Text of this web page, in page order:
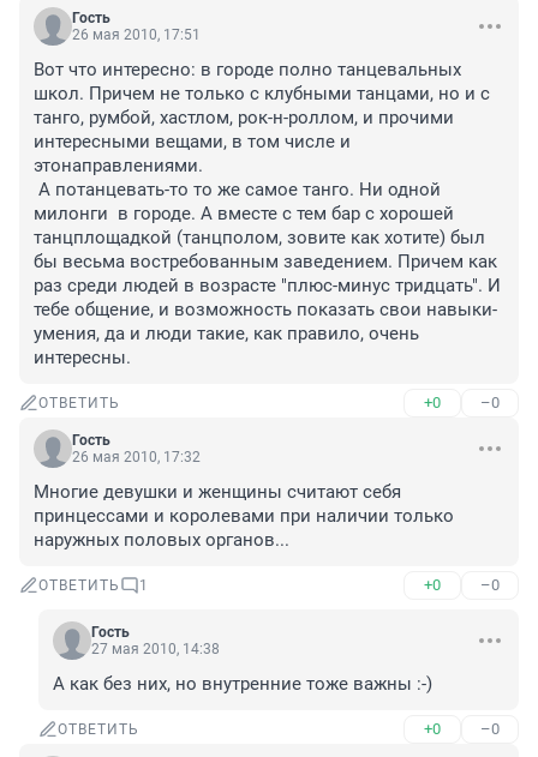
Гость
26 мая 2010, 17:51
Вот что интересно: в городе полно танцевальных
школ. Причем не только с клубными танцами, но и с
танго, румбой, хастлом, рок-н-роллом, и прочими
интересными вещами, в том числе и
этонаправлениями.
А потанцевать-то то же самое танго. Ни одной
милонги  в городе. А вместе с тем бар с хорошей
танцплощадкой (танцполом, зовите как хотите) был
бы весьма востребованным заведением. Причем как
раз среди людей в возрасте "плюс-минус тридцать". И
тебе общение, и возможность показать свои навыки-
умения, да и люди такие, как правило, очень
интересны.
ОТВЕТИТЬ +0 –0
Гость
26 мая 2010, 17:32
Многие девушки и женщины считают себя
принцессами и королевами при наличии только
наружных половых органов...
ОТВЕТИТЬ 1 +0 –0
Гость
27 мая 2010, 14:38
А как без них, но внутренние тоже важны :-)
ОТВЕТИТЬ +0 –0